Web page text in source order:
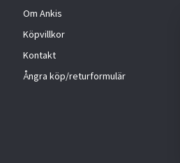
Om Ankis
Köpvillkor
Kontakt
Ångra köp/returformulär